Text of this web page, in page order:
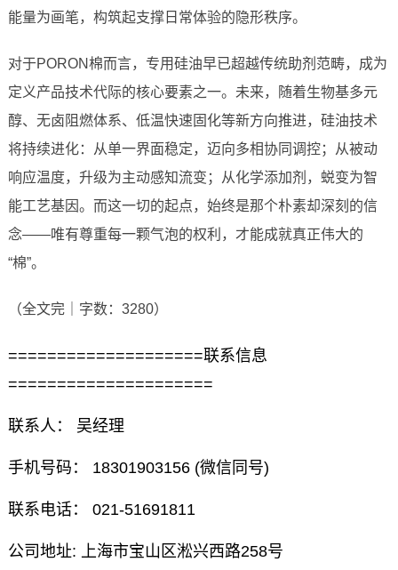
能量为画笔，构筑起支撑日常体验的隐形秩序。
对于PORON棉而言，专用硅油早已超越传统助剂范畴，成为
定义产品技术代际的核心要素之一。未来，随着生物基多元
醇、无卤阻燃体系、低温快速固化等新方向推进，硅油技术
将持续进化：从单一界面稳定，迈向多相协同调控；从被动
响应温度，升级为主动感知流变；从化学添加剂，蜕变为智
能工艺基因。而这一切的起点，始终是那个朴素却深刻的信
念——唯有尊重每一颗气泡的权利，才能成就真正伟大的
“棉”。
（全文完｜字数：3280）
====================联系信息
=====================
联系人： 吴经理
手机号码： 18301903156 (微信同号)
联系电话： 021-51691811
公司地址: 上海市宝山区淞兴西路258号